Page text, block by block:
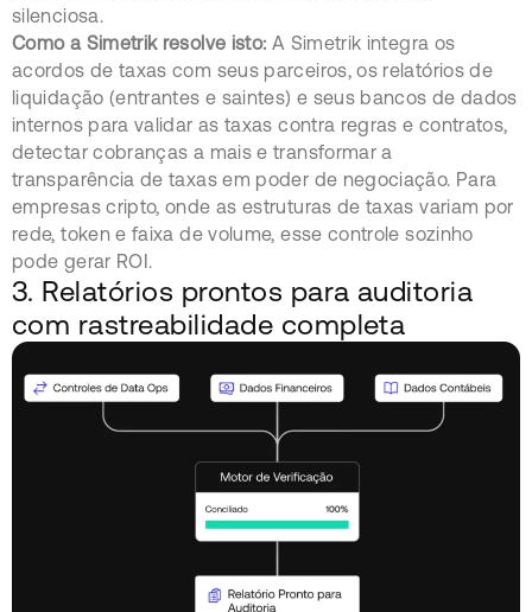
silenciosa.
Como a Simetrik resolve isto: A Simetrik integra os
acordos de taxas com seus parceiros, os relatórios de
liquidação (entrantes e saintes) e seus bancos de dados
internos para validar as taxas contra regras e contratos,
detectar cobranças a mais e transformar a
transparência de taxas em poder de negociação. Para
empresas cripto, onde as estruturas de taxas variam por
rede, token e faixa de volume, esse controle sozinho
pode gerar ROI.
3. Relatórios prontos para auditoria
com rastreabilidade completa